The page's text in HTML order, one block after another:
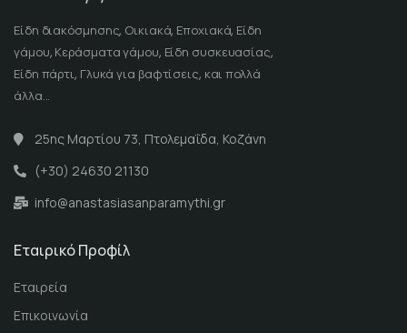
Είδη διακόσμησης, Οικιακά, Εποχιακά, Είδη
γάμου, Κεράσματα γάμου, Είδη συσκευασίας,
Είδη πάρτι, Γλυκά για βαφτίσεις, και πολλά
άλλα...
25ης Μαρτίου 73, Πτολεμαΐδα, Κοζάνη
(+30) 24630 21130
info@anastasiasanparamythi.gr
Εταιρικό Προφίλ
Εταιρεία
Επικοινωνία